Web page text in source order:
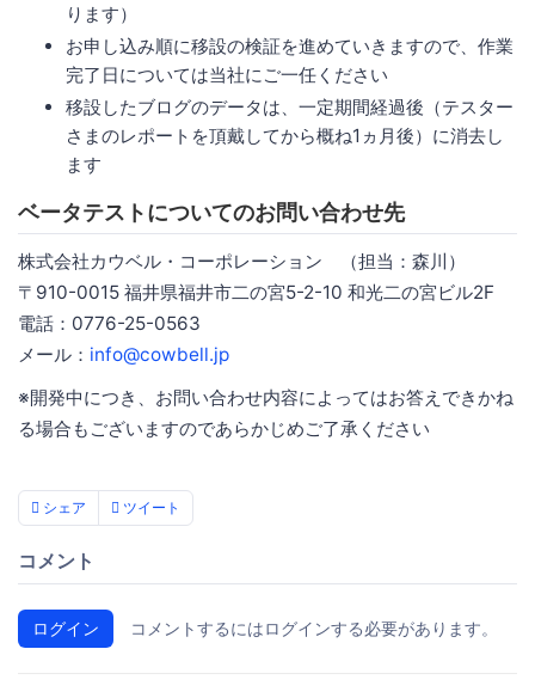
ります）
お申し込み順に移設の検証を進めていきますので、作業
完了日については当社にご一任ください
移設したブログのデータは、一定期間経過後（テスター
さまのレポートを頂戴してから概ね1ヵ月後）に消去し
ます
ベータテストについてのお問い合わせ先
株式会社カウベル・コーポレーション （担当：森川）
〒910-0015 福井県福井市二の宮5-2-10 和光二の宮ビル2F
電話：0776-25-0563
メール： info@cowbell.jp
※開発中につき、お問い合わせ内容によってはお答えできかね
る場合もございますのであらかじめご了承ください
シェア ツイート
コメント
ログイン コメントするにはログインする必要があります。